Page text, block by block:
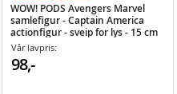
WOW! PODS Avengers Marvel
samlefigur - Captain America
actionfigur - sveip for lys - 15 cm
Vår lavpris:
98,-